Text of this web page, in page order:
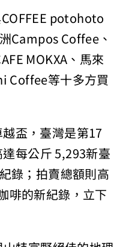
potohoto
Coffee、
MOKXA、馬來
Coffee等十多方買
盃，臺灣是第17
每公斤 5,293新臺
錄；拍賣總額則高
的新紀錄，立下